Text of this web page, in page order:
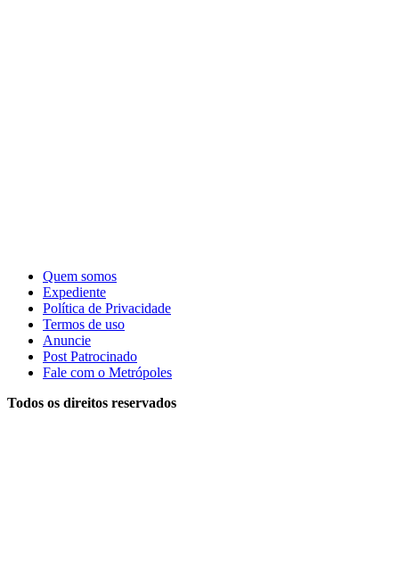
Quem somos
Expediente
Política de Privacidade
Termos de uso
Anuncie
Post Patrocinado
Fale com o Metrópoles
Todos os direitos reservados